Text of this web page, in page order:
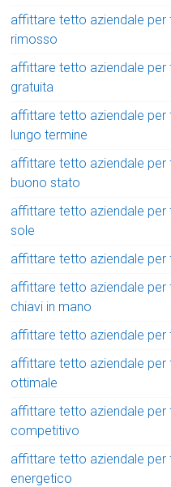
affittare tetto aziendale
rimosso
affittare tetto aziendale
gratuita
affittare tetto aziendale
lungo termine
affittare tetto aziendale
buono stato
affittare tetto aziendale
sole
affittare tetto aziendale
affittare tetto aziendale
chiavi in mano
affittare tetto aziendale
affittare tetto aziendale
ottimale
affittare tetto aziendale
competitivo
affittare tetto aziendale
energetico